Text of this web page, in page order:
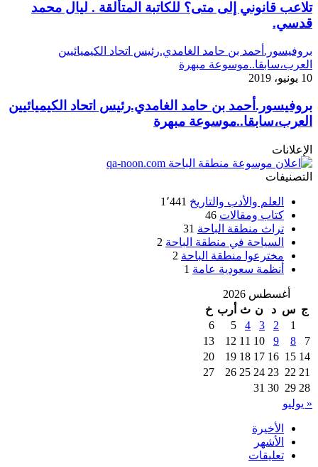
تلاعب قانوني إلى متى؟ للكاتبة المتألقة . ليال محمد
قدسي.
بروفيسور.أحمد بن حامد الغامدي.رئيس اتحاد الكيميائيين
العرب،سابقا..موسوعة مبهرة
10 يونيو، 2019
بروفيسور.أحمد بن حامد الغامدي.رئيس اتحاد الكيميائيين
العرب،سابقا..موسوعة مبهرة
الإعلانات
التصنيفات
العلم والأدب والتاريخ 1٬441
كتاب ومقالات 46
تراث منطقة الباحة 31
السياحة في منطقة الباحة 2
مخترعوا منطقة الباحة 2
أنظمة سعودية عامة 1
أغسطس 2026
ج س د ن ث أرب خ
1
2
3
4
5
6
7
8
9
10
11
12
13
14
15
16
17
18
19
20
21
22
23
24
25
26
27
28
29
30
31
« يوليو
الأخيرة
الأشهر
تعليقات